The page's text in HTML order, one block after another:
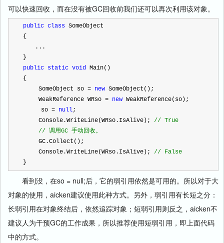
可以快速回收，而在没有被GC回收前我们还可以再次利用该对象。
public class SomeObject
{
...
}
public static void Main()
{
SomeObject so = new SomeObject();
WeakReference WRso = new WeakReference(so);
so = null;
Console.WriteLine(WRso.IsAlive); // True
// 调用GC 手动回收。
GC.Collect();
Console.WriteLine(WRso.IsAlive); // False
}
看到没，在so = null;后，它的弱引用依然是可用的。所以对于大
对象的使用，aicken建议使用此种方式。另外，弱引用有长短之分：
长弱引用在对象终结后，依然追踪对象；短弱引用则反之，aicken不
建议人为干预GC的工作成果，所以推荐使用短弱引用，即上面代码
中的方式。